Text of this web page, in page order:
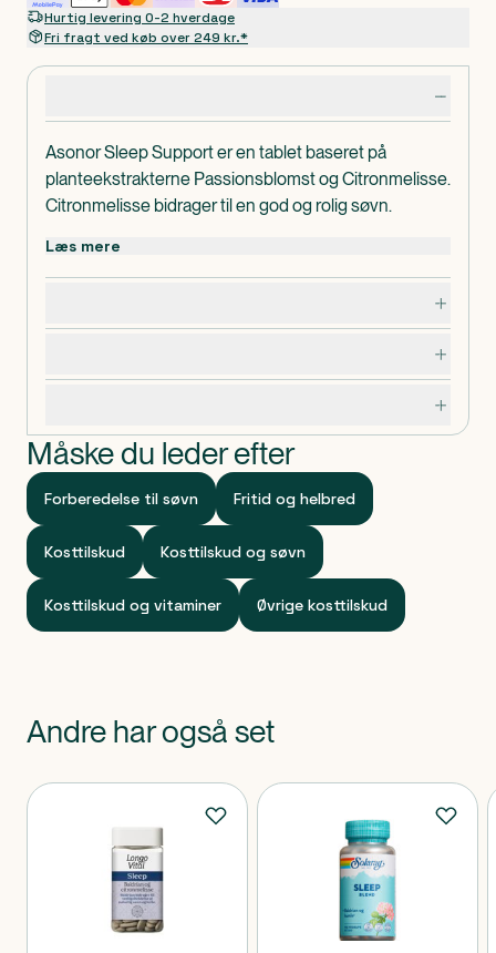
Asonor Sleep Support er en tablet baseret på
planteekstrakterne Passionsblomst og Citronmelisse.
Citronmelisse bidrager til en god og rolig søvn.
Derudover indeholder Asonor Sleep Support også
Læs mere
Måske du leder efter
Forberedelse til søvn Fritid og helbred
Kosttilskud Kosttilskud og søvn
Kosttilskud og vitaminer Øvrige kosttilskud
Hurtig levering 0-2 hverdage
Fri fragt ved køb over 249 kr.*
Andre har også set
Produkter